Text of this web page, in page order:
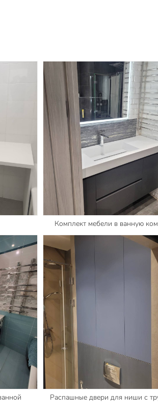
Комплект мебели в ванную
Распашные двери для ниши с